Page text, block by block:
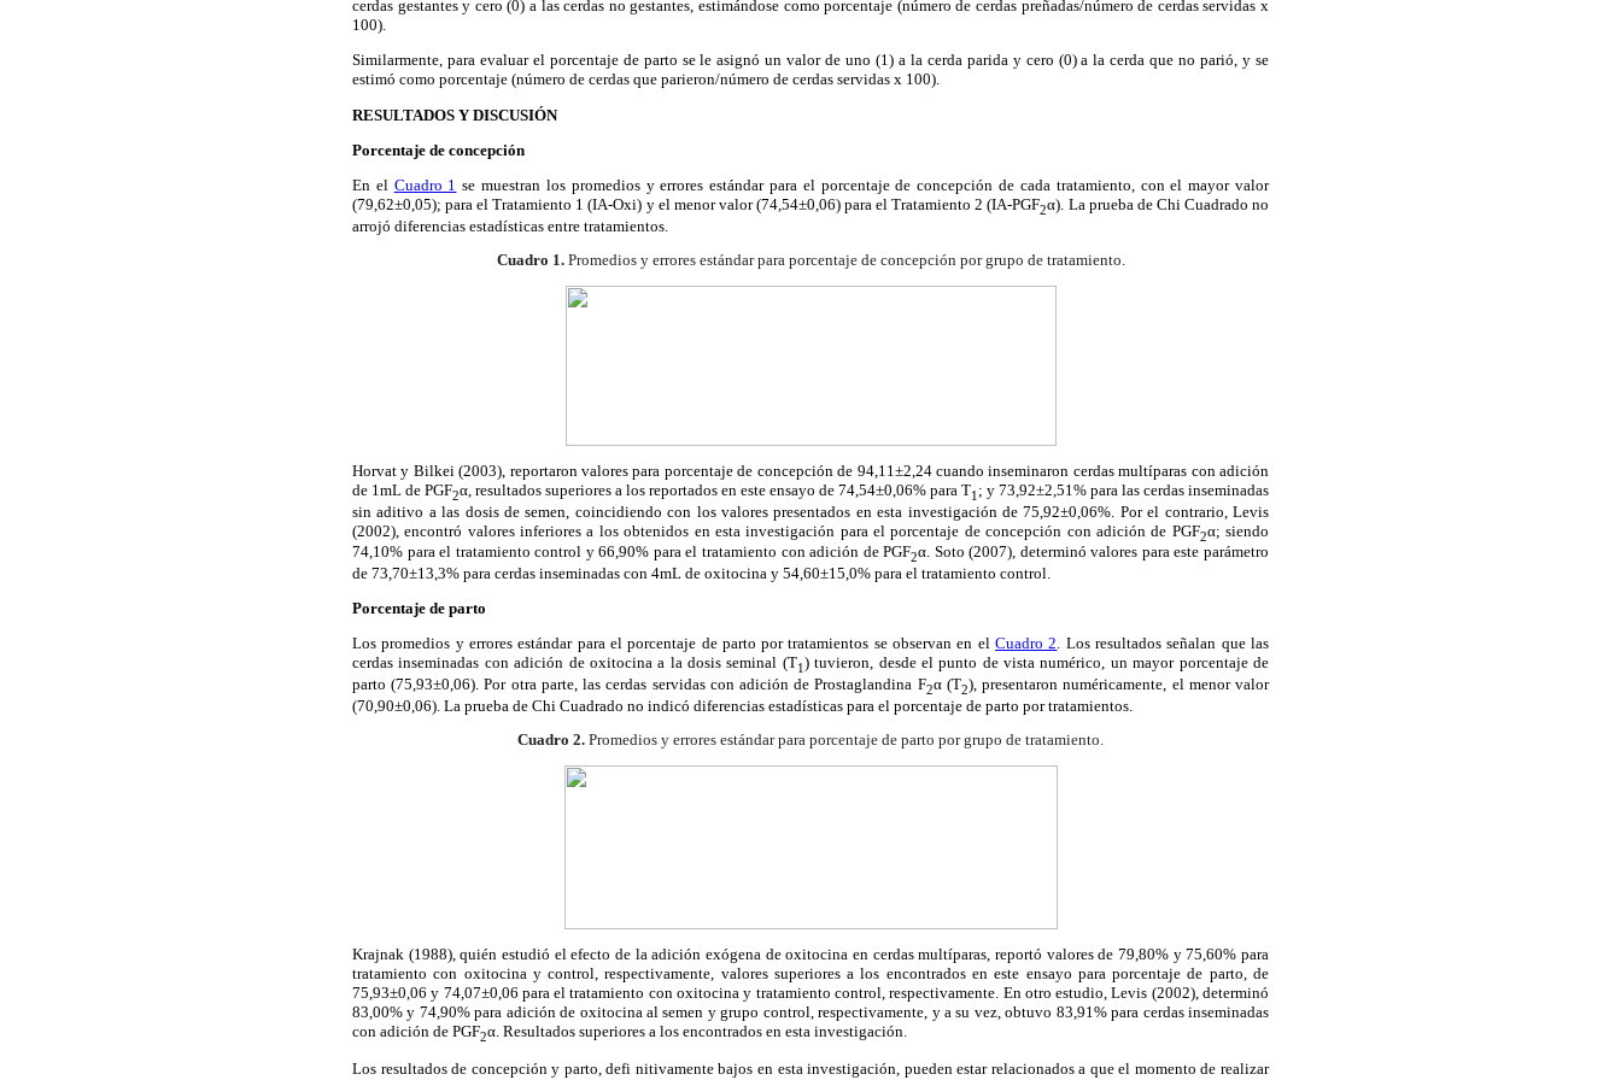
cerdas gestantes y cero (0) a las cerdas no gestantes, estimándose como porcentaje (número de cerdas preñadas/número de cerdas servidas x
100).
Similarmente, para evaluar el porcentaje de parto se le asignó un valor de uno (1) a la cerda parida y cero (0) a la cerda que no parió, y se
estimó como porcentaje (número de cerdas que parieron/número de cerdas servidas x 100).
RESULTADOS Y DISCUSIÓN
Porcentaje de concepción
En el Cuadro 1 se muestran los promedios y errores estándar para el porcentaje de concepción de cada tratamiento, con el mayor valor
(79,62±0,05); para el Tratamiento 1 (IA-Oxi) y el menor valor (74,54±0,06) para el Tratamiento 2 (IA-PGF2α). La prueba de Chi Cuadrado no
arrojó diferencias estadísticas entre tratamientos.
Cuadro 1. Promedios y errores estándar para porcentaje de concepción por grupo de tratamiento.
Horvat y Bilkei (2003), reportaron valores para porcentaje de concepción de 94,11±2,24 cuando inseminaron cerdas multíparas con adición
de 1mL de PGF2α, resultados superiores a los reportados en este ensayo de 74,54±0,06% para T1 ; y 73,92±2,51% para las cerdas inseminadas
sin aditivo a las dosis de semen, coincidiendo con los valores presentados en esta investigación de 75,92±0,06%. Por el contrario, Levis
(2002), encontró valores inferiores a los obtenidos en esta investigación para el porcentaje de concepción con adición de PGF2α; siendo
74,10% para el tratamiento control y 66,90% para el tratamiento con adición de PGF2α. Soto (2007), determinó valores para este parámetro
de 73,70±13,3% para cerdas inseminadas con 4mL de oxitocina y 54,60±15,0% para el tratamiento control.
Porcentaje de parto
Los promedios y errores estándar para el porcentaje de parto por tratamientos se observan en elCuadro 2. Los resultados señalan que las
cerdas inseminadas con adición de oxitocina a la dosis seminal (T1) tuvieron, desde el punto de vista numérico, un mayor porcentaje de
parto (75,93±0,06). Por otra parte, las cerdas servidas con adición de Prostaglandina F2α (T2), presentaron numéricamente, el menor valor
(70,90±0,06). La prueba de Chi Cuadrado no indicó diferencias estadísticas para el porcentaje de parto por tratamientos.
Cuadro 2. Promedios y errores estándar para porcentaje de parto por grupo de tratamiento.
Krajnak (1988), quién estudió el efecto de la adición exógena de oxitocina en cerdas multíparas, reportó valores de 79,80% y 75,60% para
tratamiento con oxitocina y control, respectivamente, valores superiores a los encontrados en este ensayo para porcentaje de parto, de
75,93±0,06 y 74,07±0,06 para el tratamiento con oxitocina y tratamiento control, respectivamente. En otro estudio, Levis (2002), determinó
83,00% y 74,90% para adición de oxitocina al semen y grupo control, respectivamente, y a su vez, obtuvo 83,91% para cerdas inseminadas
con adición de PGF2α. Resultados superiores a los encontrados en esta investigación.
Los resultados de concepción y parto, defi nitivamente bajos en esta investigación, pueden estar relacionados a que el momento de realizar